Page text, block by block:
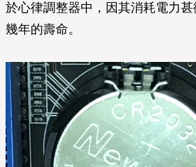
於心律調整器中，因其消耗電力
幾年的壽命。